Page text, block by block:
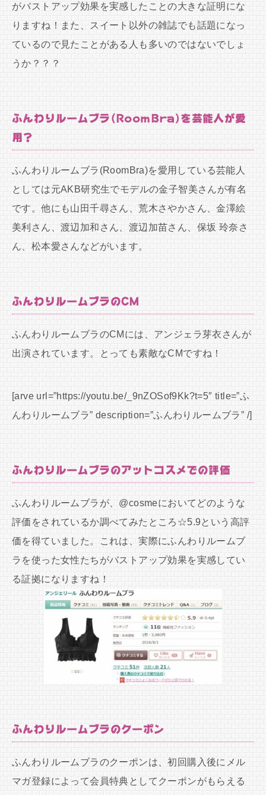
がバストアップ効果を実感したことの大きな証明にな
りますね！また、スイート以外の雑誌でも話題になっ
ているので見たことがある人も多いのではないでしょ
うか？？？
ふんわりルームブラ(RoomBra)を芸能人が愛
用？
ふんわりルームブラ(RoomBra)を愛用している芸能人
としては元AKB研究生でモデルの金子智美さんが有名
です。他にも山田千尋さん、荒木さやかさん、金澤絵
美利さん、渡辺加和さん、渡辺加苗さん、保坂 玲奈さ
ん、松本愛さんなどがいます。
ふんわりルームブラのCM
ふんわりルームブラのCMには、アンジェラ芽衣さんが
出演されています。とっても素敵なCMですね！
[arve url=”https://youtu.be/_9nZOSof9Kk?t=5″ title=”ふ
んわりルームブラ” description=”ふんわりルームブラ” /]
ふんわりルームブラのアットコスメでの評価
ふんわりルームブラが、@cosmeにおいてどのような
評価をされているか調べてみたところ☆5.9という高評
価を得ていました。これは、実際にふんわりルームブ
ラを使った女性たちがバストアップ効果を実感してい
る証拠になりますね！
ふんわりルームブラのクーポン
ふんわりルームブラのクーポンは、初回購入後にメル
マガ登録によって会員特典としてクーポンがもらえる